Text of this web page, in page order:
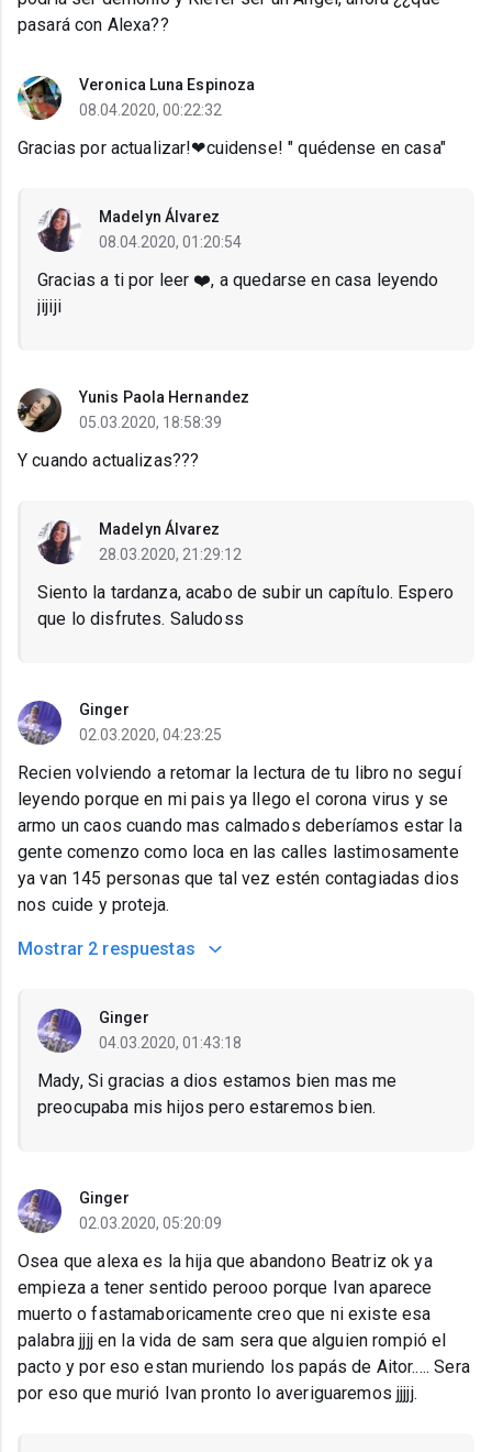
pasará con Alexa??
Veronica Luna Espinoza
08.04.2020, 00:22:32
Gracias por actualizar!❤cuidense! " quédense en casa"
Madelyn Álvarez
08.04.2020, 01:20:54
Gracias a ti por leer ❤️, a quedarse en casa leyendo
jijiji
Yunis Paola Hernandez
05.03.2020, 18:58:39
Y cuando actualizas???
Madelyn Álvarez
28.03.2020, 21:29:12
Siento la tardanza, acabo de subir un capítulo. Espero
que lo disfrutes. Saludoss
Ginger
02.03.2020, 04:23:25
Recien volviendo a retomar la lectura de tu libro no seguí
leyendo porque en mi pais ya llego el corona virus y se
armo un caos cuando mas calmados deberíamos estar la
gente comenzo como loca en las calles lastimosamente
ya van 145 personas que tal vez estén contagiadas dios
nos cuide y proteja.
Mostrar 2 respuestas
Ginger
04.03.2020, 01:43:18
Mady, Si gracias a dios estamos bien mas me
preocupaba mis hijos pero estaremos bien.
Ginger
02.03.2020, 05:20:09
Osea que alexa es la hija que abandono Beatriz ok ya
empieza a tener sentido perooo porque Ivan aparece
muerto o fastamaboricamente creo que ni existe esa
palabra jjjj en la vida de sam sera que alguien rompió el
pacto y por eso estan muriendo los papás de Aitor..... Sera
por eso que murió Ivan pronto lo averiguaremos jjjjj.